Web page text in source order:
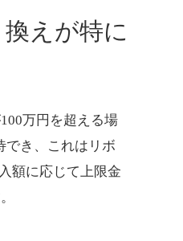
えが特に
万円を超える場
でき、これはリボ
額に応じて上限金